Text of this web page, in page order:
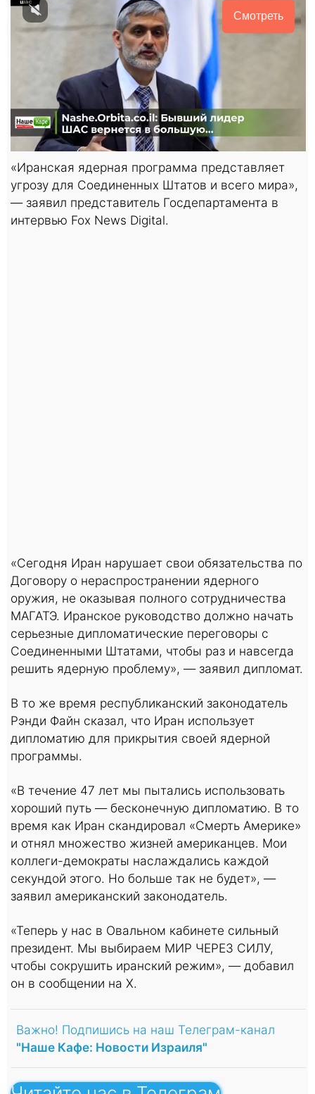
Смотреть
«Иранская ядерная программа представляет
угрозу для Соединенных Штатов и всего мира»,
— заявил представитель Госдепартамента в
интервью Fox News Digital.
«Сегодня Иран нарушает свои обязательства по
Договору о нераспространении ядерного
оружия, не оказывая полного сотрудничества
МАГАТЭ. Иранское руководство должно начать
серьезные дипломатические переговоры с
Соединенными Штатами, чтобы раз и навсегда
решить ядерную проблему», — заявил дипломат.
В то же время республиканский законодатель
Рэнди Файн сказал, что Иран использует
дипломатию для прикрытия своей ядерной
программы.
«В течение 47 лет мы пытались использовать
хороший путь — бесконечную дипломатию. В то
время как Иран скандировал «Смерть Америке»
и отнял множество жизней американцев. Мои
коллеги-демократы наслаждались каждой
секундой этого. Но больше так не будет», —
заявил американский законодатель.
«Теперь у нас в Овальном кабинете сильный
президент. Мы выбираем МИР ЧЕРЕЗ СИЛУ,
чтобы сокрушить иранский режим», — добавил
он в сообщении на X.
Важно! Подпишись на наш Телеграм-канал
"Наше Кафе: Новости Израиля"